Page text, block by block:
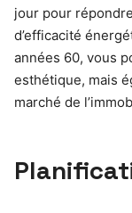
jour pour
d’efficacité
années 60, vous
esthétique, mais
marché de